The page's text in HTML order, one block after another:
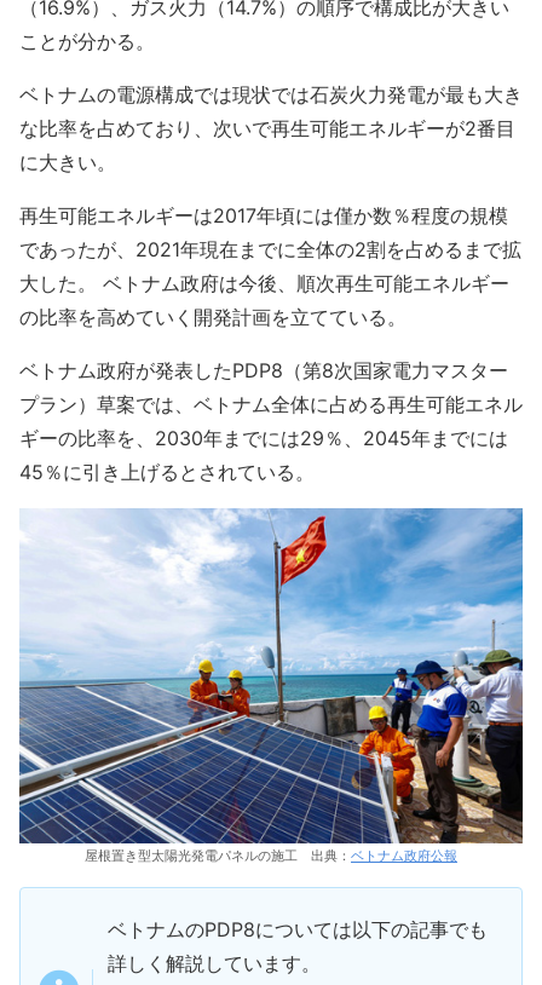
（16.9%）、ガス火力（14.7%）の順序で構成比が大きい
ことが分かる。
ベトナムの電源構成では現状では石炭火力発電が最も大き
な比率を占めており、次いで再生可能エネルギーが2番目
に大きい。
再生可能エネルギーは2017年頃には僅か数％程度の規模
であったが、2021年現在までに全体の2割を占めるまで拡
大した。 ベトナム政府は今後、順次再生可能エネルギー
の比率を高めていく開発計画を立てている。
ベトナム政府が発表したPDP8（第8次国家電力マスター
プラン）草案では、ベトナム全体に占める再生可能エネル
ギーの比率を、2030年までには29％、2045年までには
45％に引き上げるとされている。
屋根置き型太陽光発電パネルの施工 出典： ベトナム政府公報
ベトナムのPDP8については以下の記事でも
詳しく解説しています。